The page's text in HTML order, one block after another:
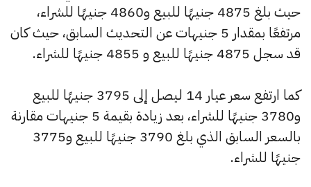
حيث بلغ 4875 جنيهًا للبيع و4860 جنيهًا للشراء،
مرتفعًا بمقدار 5 جنيهات عن التحديث السابق، حيث كان
قد سجل 4875 جنيهًا للبيع و 4855 جنيهًا للشراء.
كما ارتفع سعر عيار 14 ليصل إلى 3795 جنيهًا للبيع
و3780 جنيهًا للشراء، بعد زيادة بقيمة 5 جنيهات مقارنة
بالسعر السابق الذي بلغ 3790 جنيهًا للبيع و3775
جنيهًا للشراء.